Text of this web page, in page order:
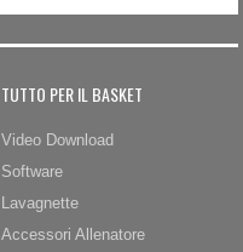
TUTTO PER IL BASKET
Video Download
Software
Lavagnette
Accessori Allenatore